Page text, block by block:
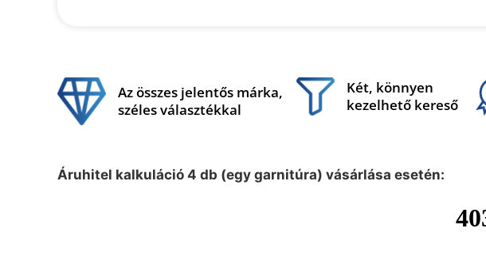
Az összes jelentős márka,
széles választékkal
Két, könnyen
kezelhető kereső
Áruhitel kalkuláció 4 db (egy garnitúra) vásárlása esetén: